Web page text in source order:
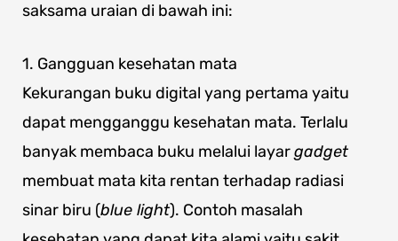
saksama uraian di bawah ini:
1. Gangguan kesehatan mata
Kekurangan buku digital yang pertama yaitu
dapat mengganggu kesehatan mata. Terlalu
banyak membaca buku melalui layargadget
membuat mata kita rentan terhadap radiasi
sinar biru (blue light). Contoh masalah